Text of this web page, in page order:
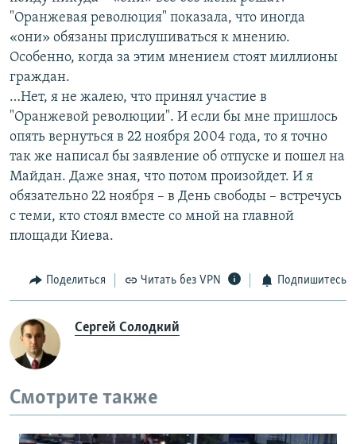
"Оранжевая революция" показала, что иногда
«они» обязаны прислушиваться к мнению.
Особенно, когда за этим мнением стоят миллионы
граждан.
…Нет, я не жалею, что принял участие в
"Оранжевой революции". И если бы мне пришлось
опять вернуться в 22 ноября 2004 года, то я точно
так же написал бы заявление об отпуске и пошел на
Майдан. Даже зная, что потом произойдет. И я
обязательно 22 ноября – в День свободы – встречусь
с теми, кто стоял вместе со мной на главной
площади Киева.
Поделиться Читать без VPN Подпишитесь
Сергей Солодкий
Смотрите также